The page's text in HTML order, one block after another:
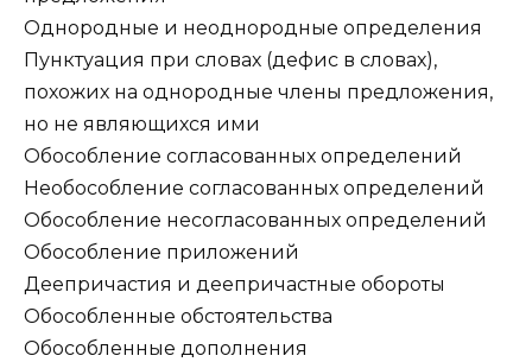
Однородные и неоднородные определения
Пунктуация при словах (дефис в словах),
похожих на однородные члены предложения,
но не являющихся ими
Обособление согласованных определений
Необособление согласованных определений
Обособление несогласованных определений
Обособление приложений
Деепричастия и деепричастные обороты
Обособленные обстоятельства
Обособленные дополнения